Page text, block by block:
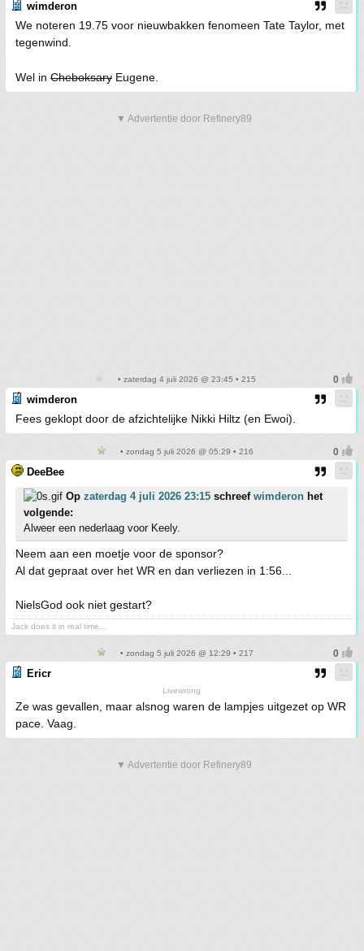
wimderon
We noteren 19.75 voor nieuwbakken fenomeen Tate Taylor, met
tegenwind.
Wel in Cheboksary Eugene.
▼ Advertentie door Refinery89
• zaterdag 4 juli 2026 @ 23:45 • 215
wimderon
Fees geklopt door de afzichtelijke Nikki Hiltz (en Ewoi).
• zondag 5 juli 2026 @ 05:29 • 216
DeeBee
Op zaterdag 4 juli 2026 23:15 schreef wimderon het
volgende:
Alweer een nederlaag voor Keely.
Neem aan een moetje voor de sponsor?
Al dat gepraat over het WR en dan verliezen in 1:56...
NielsGod ook niet gestart?
Jack does it in real time...
• zondag 5 juli 2026 @ 12:29 • 217
Ericr
Livewrong
Ze was gevallen, maar alsnog waren de lampjes uitgezet op WR
pace. Vaag.
▼ Advertentie door Refinery89